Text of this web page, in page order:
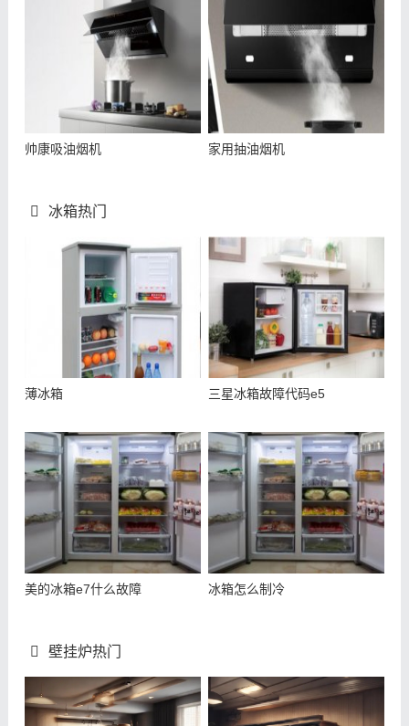
帅康吸油烟机 家用抽油烟机
冰箱热门
薄冰箱 三星冰箱故障代码e5
美的冰箱e7什么故障 冰箱怎么制冷
壁挂炉热门